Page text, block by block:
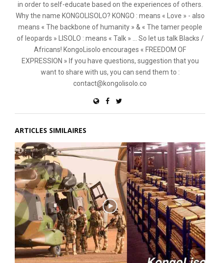
in order to self-educate based on the experiences of others.
Why the name KONGOLISOLO? KONGO : means « Love » - also
means « The backbone of humanity » & « The tamer people
of leopards » LISOLO : means « Talk » ... So let us talk Blacks /
Africans! KongoLisolo encourages « FREEDOM OF
EXPRESSION » If you have questions, suggestion that you
want to share with us, you can send them to :
contact@kongolisolo.co
ARTICLES SIMILAIRES